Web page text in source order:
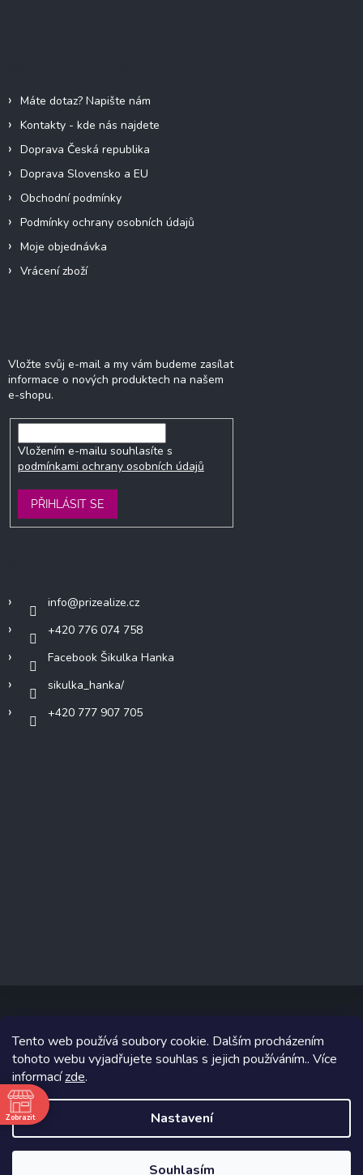
Tento web používá soubory cookie. Dalším procházením
tohoto webu vyjadřujete souhlas s jejich používáním.. Více
informacízde.
Nastavení
Souhlasím
Máte dotaz? Napište nám
Kontakty - kde nás najdete
Doprava Česká republika
Doprava Slovensko a EU
Obchodní podmínky
Podmínky ochrany osobních údajů
Moje objednávka
Vrácení zboží
Vložte svůj e-mail a my vám budeme zasílat
informace o nových produktech na našem
e-shopu.
Vložením e-mailu souhlasíte s
podmínkami ochrany osobních údajů
PŘIHLÁSIT SE
info@prizealize.cz
+420 776 074 758
Facebook Šikulka Hanka
sikulka_hanka/
+420 777 907 705
Copyright 2026www.prizealize.cz. Všechna práva vyhrazena.
Grafický návrh vytvořil a na Shoptet implementoval
Shoptetak.cz.
Zobrazit